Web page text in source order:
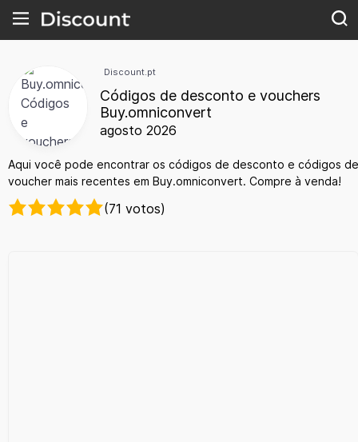
Discount.pt
Códigos de desconto e vouchers
Buy.omniconvert
agosto 2026
Aqui você pode encontrar os códigos de desconto e códigos de
voucher mais recentes em Buy.omniconvert. Compre à venda!
(71 votos)